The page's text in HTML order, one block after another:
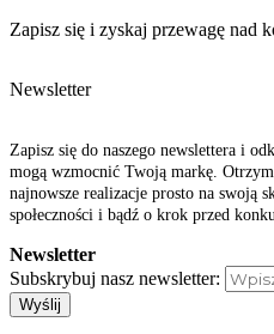
Zapisz się i zyskaj przewagę nad
Newsletter
Zapisz się do naszego newslettera i
mogą wzmocnić Twoją markę.
najnowsze realizacje prosto na swoją
społeczności i bądź o krok przed
Newsletter
Subskrybuj nasz newsletter:
Wyślij